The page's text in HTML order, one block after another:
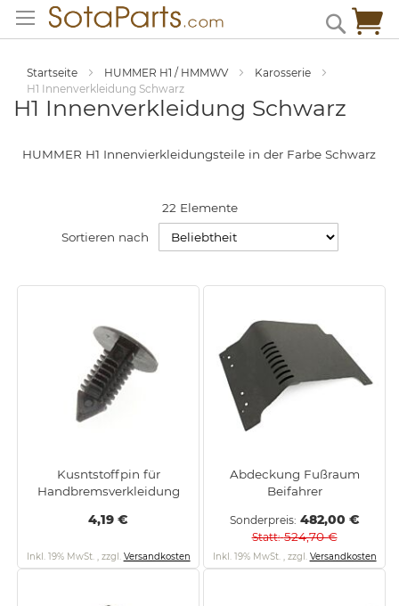
Inhalt
springen
Search
Startseite HUMMER H1 / HMMWV
Karosserie
H1 Innenverkleidung Schwarz
H1 Innenverkleidung Schwarz
HUMMER H1 Innenvierkleidungsteile in der Farbe Schwarz
22 Elemente
Sortieren nach
Kusntstoffpin für
Handbremsverkleidung
4,19 €
Inkl. 19% MwSt. , zzgl. Versandkosten
Abdeckung Fußraum
Beifahrer
Sonderpreis 482,00 €
Statt 524,70 €
Inkl. 19% MwSt. , zzgl. Versandkosten